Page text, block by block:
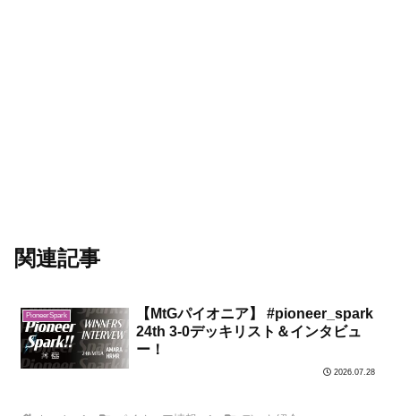
関連記事
PioneerSpark
【MtGパイオニア】 #pioneer_spark
24th 3-0デッキリスト＆インタビュ
ー！
2026.07.28